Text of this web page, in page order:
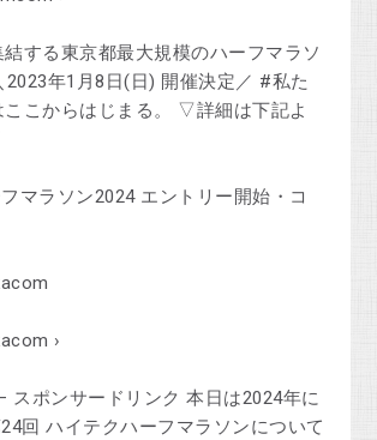
する東京都最大規模のハーフマラソ
2023年1月8日(日) 開催決定／ #私た
ここからはじまる。 ▽詳細は下記よ
マラソン2024 エントリー開始・コ
›
スポンサードリンク 本日は2024年に
回 ハイテクハーフマラソンについて